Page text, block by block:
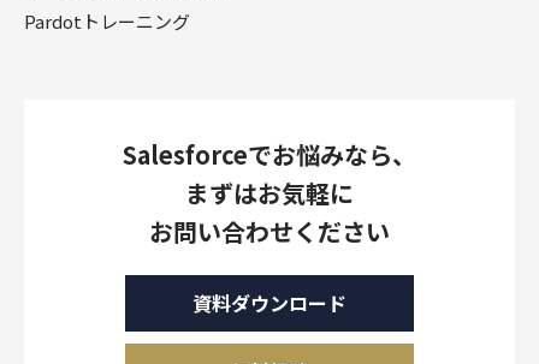
Pardotトレーニング
Salesforceでお悩みなら、
まずはお気軽に
お問い合わせください
資料ダウンロード